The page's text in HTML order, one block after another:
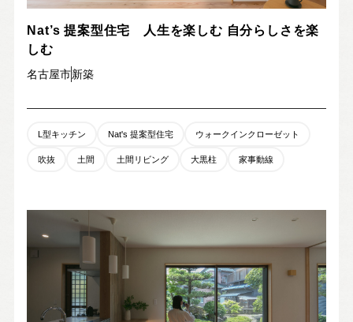
OFFICIAL SNS
Nat’s 提案型住宅 人生を楽しむ 自分らしさを楽
しむ
名古屋市新築
L型キッチン Nat's 提案型住宅 ウォークインクローゼット
吹抜 土間 土間リビング 大黒柱 家事動線